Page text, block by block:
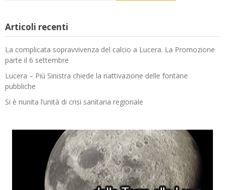
Articoli recenti
La complicata sopravvivenza del calcio a Lucera. La Promozione
parte il 6 settembre
Lucera – Più Sinistra chiede la riattivazione delle fontane
pubbliche
Si è riunita l’unità di crisi sanitaria regionale